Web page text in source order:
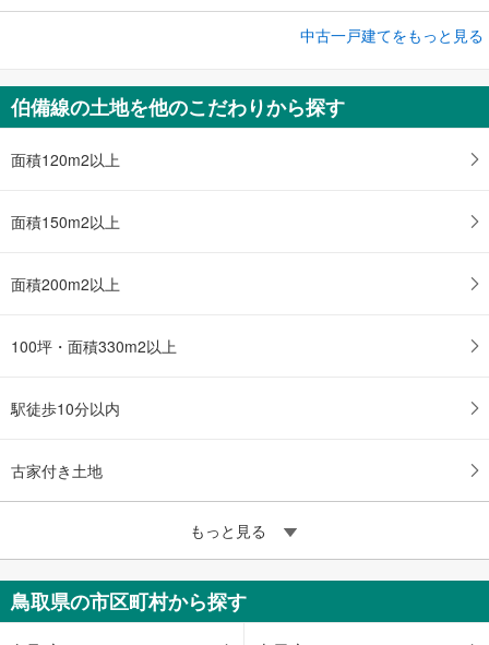
1,300万円
5LDK
中古一戸建てをもっと見る
伯備線の土地を他のこだわりから探す
面積120m2以上
面積150m2以上
面積200m2以上
100坪・面積330m2以上
駅徒歩10分以内
古家付き土地
もっと見る
鳥取県の市区町村から探す